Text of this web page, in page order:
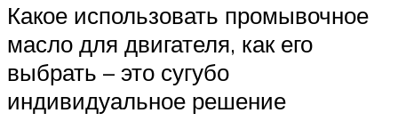
Какое использовать промывочное
масло для двигателя, как его
выбрать – это сугубо
индивидуальное решение